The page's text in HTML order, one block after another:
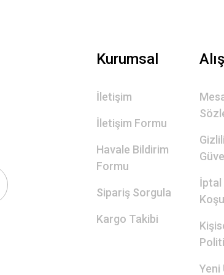
Kurumsal
İletişim
İletişim Formu
Havale Bildirim
Formu
Sipariş Sorgula
Kargo Takibi
İptal
Yeni